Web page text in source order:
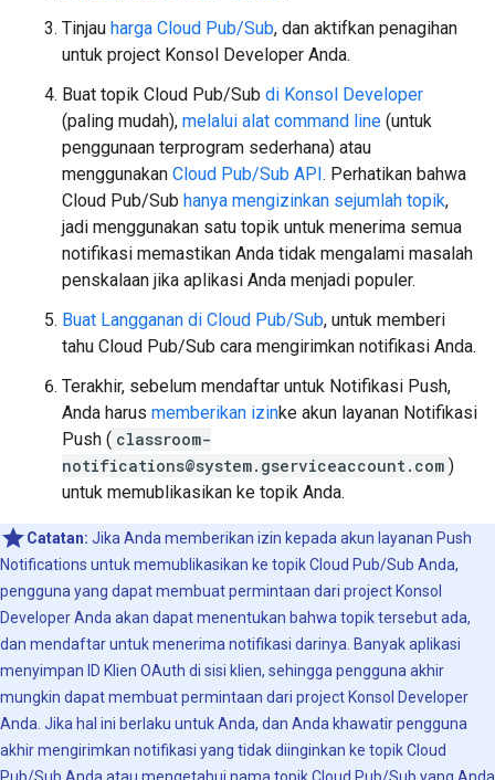
Tinjau harga Cloud Pub/Sub, dan aktifkan penagihan
untuk project Konsol Developer Anda.
Buat topik Cloud Pub/Sub di Konsol Developer
(paling mudah), melalui alat command line (untuk
penggunaan terprogram sederhana) atau
menggunakan Cloud Pub/Sub API. Perhatikan bahwa
Cloud Pub/Sub hanya mengizinkan sejumlah topik,
jadi menggunakan satu topik untuk menerima semua
notifikasi memastikan Anda tidak mengalami masalah
penskalaan jika aplikasi Anda menjadi populer.
Buat Langganan di Cloud Pub/Sub, untuk memberi
tahu Cloud Pub/Sub cara mengirimkan notifikasi Anda.
Terakhir, sebelum mendaftar untuk Notifikasi Push,
Anda harus memberikan izinke akun layanan Notifikasi
Push ( classroom-
notifications@system.gserviceaccount.com )
untuk memublikasikan ke topik Anda.
Catatan: Jika Anda memberikan izin kepada akun layanan Push
Notifications untuk memublikasikan ke topik Cloud Pub/Sub Anda,
pengguna yang dapat membuat permintaan dari project Konsol
Developer Anda akan dapat menentukan bahwa topik tersebut ada,
dan mendaftar untuk menerima notifikasi darinya. Banyak aplikasi
menyimpan ID Klien OAuth di sisi klien, sehingga pengguna akhir
mungkin dapat membuat permintaan dari project Konsol Developer
Anda. Jika hal ini berlaku untuk Anda, dan Anda khawatir pengguna
akhir mengirimkan notifikasi yang tidak diinginkan ke topik Cloud